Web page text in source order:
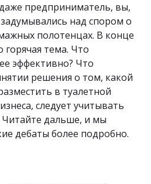
предприниматель, вы,
над спором о
полотенцах. В конце
горячая тема. Что
эффективно? Что
решения о том, какой
в туалетной
следует учитывать
дальше, и мы
дебаты более подробно.